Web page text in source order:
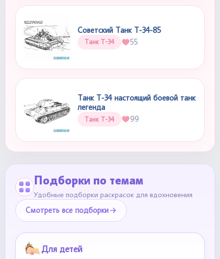
Советский Танк Т-34-85
Танк Т-34 55
Танк Т-34 настоящий боевой танк
легенда
Танк Т-34 99
Подборки по темам
Удобные подборки раскрасок для вдохновения
Смотреть все подборки
Для детей